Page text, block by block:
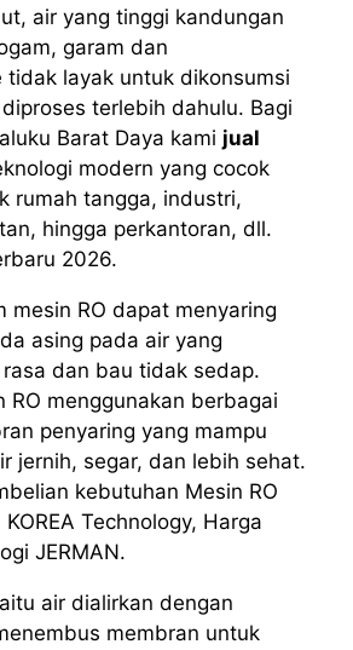
air yang tinggi kandungan
garam dan
tidak layak untuk dikonsumsi
terlebih dahulu. Bagi
Barat Daya kami jual
modern yang cocok
rumah tangga, industri,
hingga perkantoran, dll.
2026.
mesin RO dapat menyaring
asing pada air yang
dan bau tidak sedap.
RO menggunakan berbagai
penyaring yang mampu
jernih, segar, dan lebih sehat.
kebutuhan Mesin RO
Technology, Harga
JERMAN.
air dialirkan dengan
membran untuk